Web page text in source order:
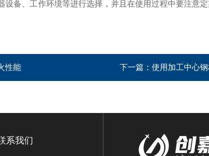
设备、工作环境等进行选择，并且在使用过程中要注意
性能 下一篇： 使用加工中心
系我们